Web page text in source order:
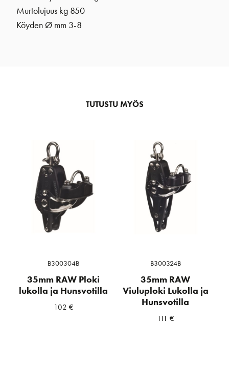
Murtolujuus kg 850
Köyden Ø mm 3-8
TUTUSTU MYÖS
B300304B
35mm RAW Ploki
lukolla ja Hunsvotilla
102 €
B300324B
35mm RAW
Viuluploki Lukolla ja
Hunsvotilla
111 €